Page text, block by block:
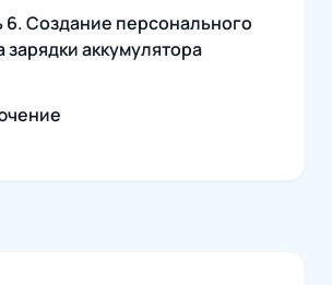
6. Создание персонального
зарядки аккумулятора